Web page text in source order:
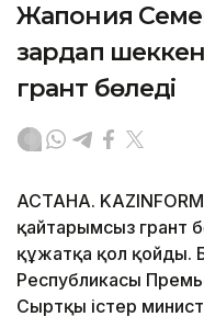
Жапония
зардап
грант бөледі
АСТАНА.
қайтарымсыз грант
құжатқа қол қойды.
Республикасы
Сыртқы істер